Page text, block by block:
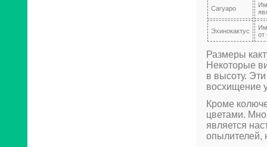
Сагуаро
Эхинокактус
от
Размеры
Некоторые
в высоту.
восхищение
Кроме
цветами.
является
опылителей,